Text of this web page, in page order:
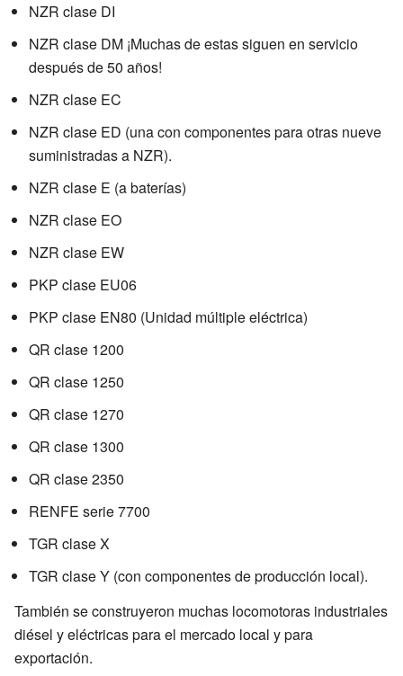
NZR clase DI
NZR clase DM ¡Muchas de estas siguen en servicio
después de 50 años!
NZR clase EC
NZR clase ED (una con componentes para otras nueve
suministradas a NZR).
NZR clase E (a baterías)
NZR clase EO
NZR clase EW
PKP clase EU06
PKP clase EN80 (Unidad múltiple eléctrica)
QR clase 1200
QR clase 1250
QR clase 1270
QR clase 1300
QR clase 2350
RENFE serie 7700
TGR clase X
TGR clase Y (con componentes de producción local).
También se construyeron muchas locomotoras industriales
diésel y eléctricas para el mercado local y para
exportación.